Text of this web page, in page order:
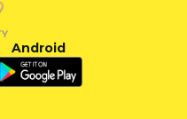
Android